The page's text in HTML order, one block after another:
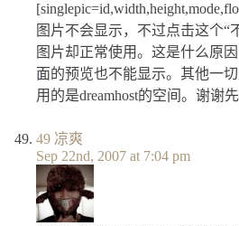
图片不会显示，不过点击这个“
图片却正常使用。这是什么原
面的预览也不能显示。其他一
用的是dreamhost的空间。谢谢先
49 凉爽
Sep 22nd, 2007 at 7:04 pm